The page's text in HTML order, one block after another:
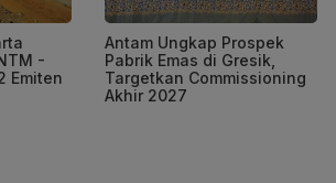
-
Emiten
Antam Ungkap Prospek
Pabrik Emas di Gresik,
Targetkan Commissioning
Akhir 2027